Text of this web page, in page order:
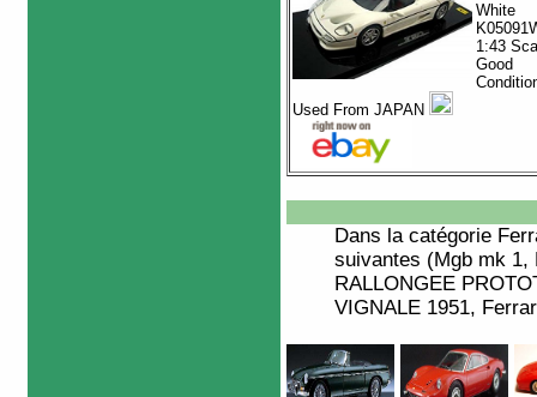
White
1:43
Good
Used From JAPAN
Dans la catégorie
suivantes (Mgb mk 1,
RALLONGEE
VIGNALE 1951,